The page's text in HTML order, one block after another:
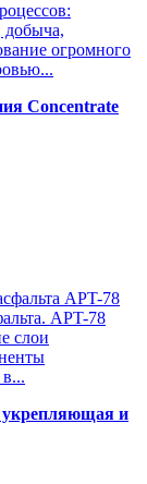
добыча,
огромного
Concentrate
APT-78
APT-78
слои
укрепляющая и